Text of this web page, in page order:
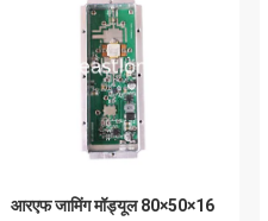
आरएफ जामिंग मॉड्यूल 80×50×16